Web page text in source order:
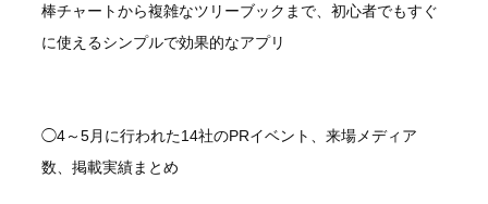
棒チャートから複雑なツリーブックまで、初心者でもすぐ
に使えるシンプルで効果的なアプリ
◯4～5月に行われた14社のPRイベント、来場メディア
数、掲載実績まとめ